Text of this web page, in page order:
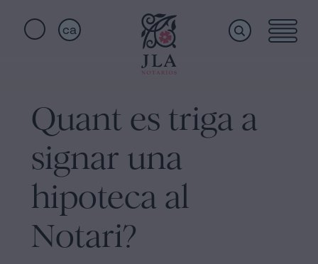
ca
Serveis
Qui
som
ràpids
Jura
de
nacionalitat
a
Barcelona
Notaria
Quant es triga a
signar una
hipoteca al
Notari?